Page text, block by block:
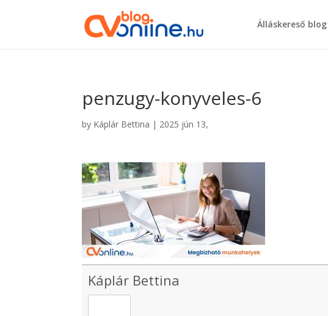
Álláskereső blog
penzugy-konyveles-6
by Káplár Bettina | 2025 jún 13,
Káplár Bettina